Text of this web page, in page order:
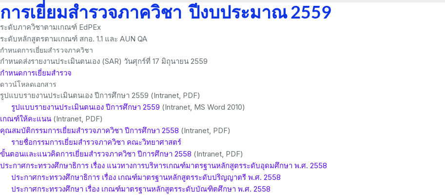
การเยี่ยมสำรวจภาควิชา ปีงบประมาณ 2559
ระดับภาควิชาตามเกณฑ์ EdPEx
ระดับหลักสูตรตามเกณฑ์ สกอ. 1.1 และ AUN QA
กำหนดการเยี่ยมสำรวจภาควิชา
กำหนดส่งรายงานประเมินตนเอง (SAR) วันศุกร์ที่ 17 มิถุนายน 2559
กำหนดการเยี่ยมสำรวจ
ดาวน์โหลดเอกสาร
รูปแบบรายงานประเมินตนเอง ปีการศึกษา 2559 (Intranet, PDF)
รูปแบบรายงานประเมินตนเอง ปีการศึกษา 2559 (Intranet, MS Word 2010)
เกณฑ์ให้คะแนน (Intranet, PDF)
คุณสมบัติกรรมการเยี่ยมสำรวจภาควิชา ปีการศึกษา 2558 (Intranet, PDF)
รายชื่อกรรมการเยี่ยมสำรวจภาควิชา คณะวิทยาศาสตร์
ขั้นตอนและแนวคิดการเยี่ยมสำรวจภาควิชา ปีการศึกษา 2558 (Intranet, PDF)
ประกาศกระทรวงศึกษาธิการ เรื่อง แนวทางการบริหารเกณฑ์มาตรฐานหลักสูตรระดับอุดมศึกษา พ.ศ. 2558
ประกาศกระทรวงศึกษาธิการ เรื่อง เกณฑ์มาตรฐานหลักสูตรระดับปริญญาตรี พ.ศ. 2558
ประกาศกระทรวงศึกษา เรื่อง เกณฑ์มาตรฐานหลักสูตรระดับบัณฑิตศึกษา พ.ศ. 2558